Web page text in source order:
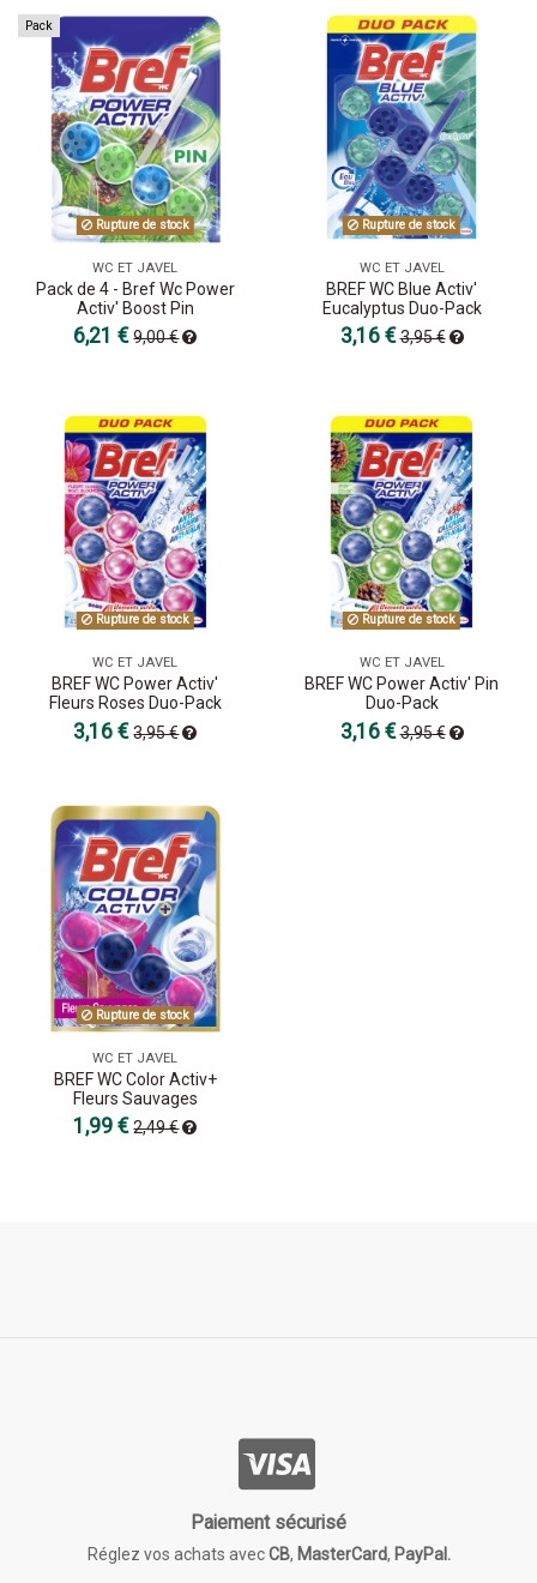
Pack
Rupture de stock
WC ET JAVEL
Pack de 4 - Bref Wc Power
Activ' Boost Pin
6,21 €9,00 €
Rupture de stock
WC ET JAVEL
BREF WC Blue Activ'
Eucalyptus Duo-Pack
3,16 €3,95 €
Rupture de stock
WC ET JAVEL
BREF WC Power Activ'
Fleurs Roses Duo-Pack
3,16 €3,95 €
Rupture de stock
WC ET JAVEL
BREF WC Power Activ' Pin
Duo-Pack
3,16 €3,95 €
Rupture de stock
WC ET JAVEL
BREF WC Color Activ+
Fleurs Sauvages
1,99 €2,49 €
Paiement sécurisé
Réglez vos achats avecCB, MasterCard, PayPal.